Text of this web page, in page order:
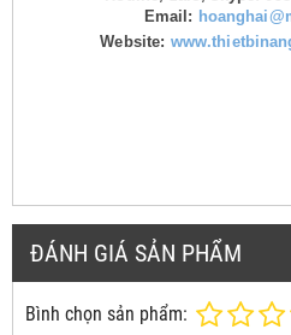
Email:
Website:
ĐÁNH GIÁ SẢN PHẨM
Bình chọn sản phẩm: